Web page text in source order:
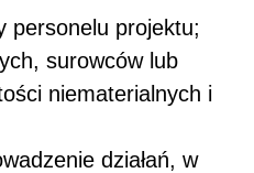
personelu projektu;
surowców lub
niematerialnych i
działań, w